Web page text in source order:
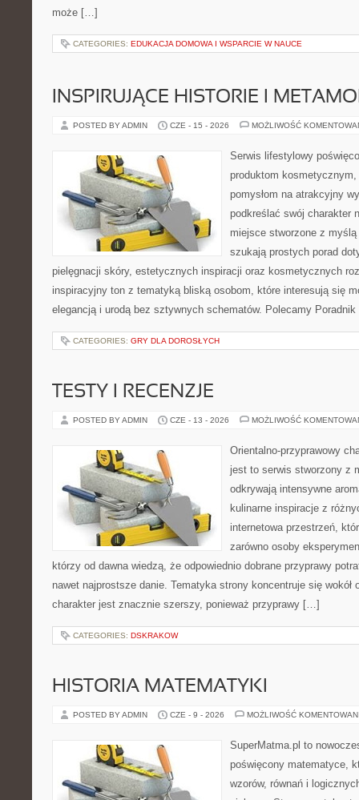
może […]
CATEGORIES: EDUKACJA DOMOWA I WSPARCIE W NAUCE
INSPIRUJĄCE HISTORIE I
POSTED BY ADMIN CZE - 15 - 2026 MOŻLIWOŚĆ
Serwis lifestylowy
produktom
pomysłom na atrakcyjny
podkreślać swój charakter
miejsce stworzone z
szukają prostych porad
pielęgnacji skóry, estetycznych inspiracji oraz kosmetycznych
inspiracyjny ton z tematyką bliską osobom, które interesują się
elegancją i urodą bez sztywnych schematów. Polecamy
CATEGORIES: GRY DLA DOROSŁYCH
TESTY I RECENZJE
POSTED BY ADMIN CZE - 13 - 2026 MOŻLIWOŚĆ
Orientalno-przyprawowy
jest to serwis stworzony z
odkrywają intensywne
kulinarne inspiracje z
internetowa przestrzeń,
zarówno osoby
którzy od dawna wiedzą, że odpowiednio dobrane przyprawy
nawet najprostsze danie. Tematyka strony koncentruje się wokół
charakter jest znacznie szerszy, ponieważ przyprawy […]
CATEGORIES: DSKRAKOW
HISTORIA MATEMATYKI
POSTED BY ADMIN CZE - 9 - 2026 MOŻLIWOŚĆ
SuperMatma.pl to
poświęcony matematyce,
wzorów, równań i